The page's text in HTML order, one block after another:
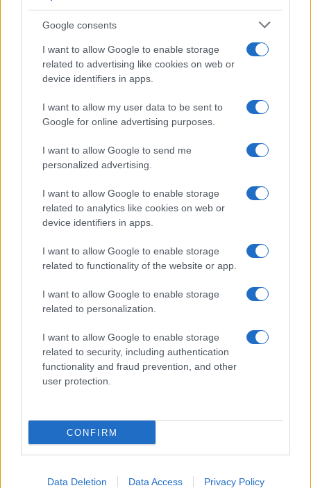
Google consents
I want to allow Google to enable storage
related to advertising like cookies on web or
device identifiers in apps.
I want to allow my user data to be sent to
Google for online advertising purposes.
I want to allow Google to send me
personalized advertising.
I want to allow Google to enable storage
related to analytics like cookies on web or
device identifiers in apps.
I want to allow Google to enable storage
related to functionality of the website or app.
I want to allow Google to enable storage
related to personalization.
I want to allow Google to enable storage
related to security, including authentication
functionality and fraud prevention, and other
user protection.
CONFIRM
Data Deletion Data Access Privacy Policy
©2026 - rifaidate.it - p.iva 03338800984 Privacy